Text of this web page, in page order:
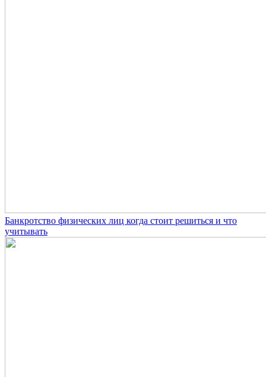
Банкротство физических лиц когда стоит решиться и что
учитывать